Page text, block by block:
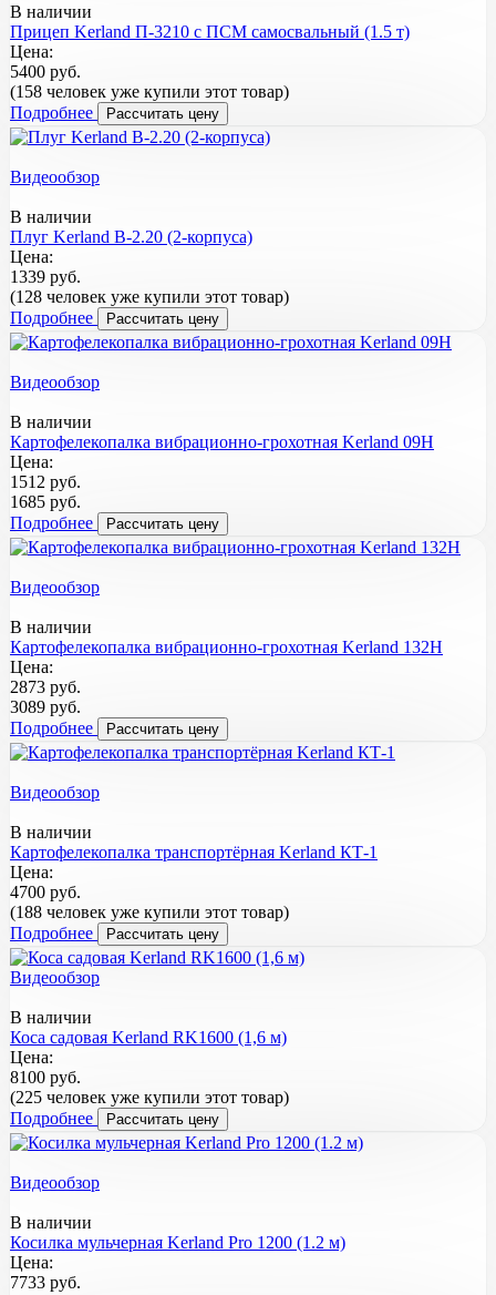
В наличии
Прицеп Kerland П-3210 с ПСМ самосвальный (1.5 т)
Цена:
5400 руб.
(158 человек уже купили этот товар)
Подробнее
Рассчитать цену
Видеообзор
В наличии
Плуг Kerland B-2.20 (2-корпуса)
Цена:
1339 руб.
(128 человек уже купили этот товар)
Подробнее
Рассчитать цену
Видеообзор
В наличии
Картофелекопалка вибрационно-грохотная Kerland 09H
Цена:
1512 руб.
1685 руб.
Подробнее
Рассчитать цену
Видеообзор
В наличии
Картофелекопалка вибрационно-грохотная Kerland 132H
Цена:
2873 руб.
3089 руб.
Подробнее
Рассчитать цену
Видеообзор
В наличии
Картофелекопалка транспортёрная Kerland КТ-1
Цена:
4700 руб.
(188 человек уже купили этот товар)
Подробнее
Рассчитать цену
Видеообзор
В наличии
Коса садовая Kerland RK1600 (1,6 м)
Цена:
8100 руб.
(225 человек уже купили этот товар)
Подробнее
Рассчитать цену
Видеообзор
В наличии
Косилка мульчерная Kerland Pro 1200 (1.2 м)
Цена:
7733 руб.